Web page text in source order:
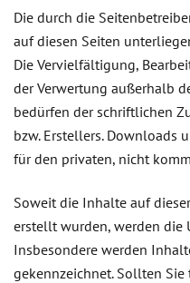
Die durch die
auf diesen Seiten
Die Vervielfältigung,
der Verwertung außerhalb
bedürfen der schriftlichen
bzw. Erstellers. Downloads
für den privaten, nicht
Soweit die Inhalte auf
erstellt wurden, werden die
Insbesondere werden
gekennzeichnet. Sollten